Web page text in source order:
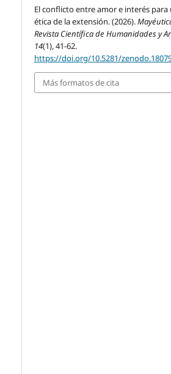
El conflicto entre amor e interés para
ética de la extensión. (2026).
Revista Científica de Humanidades y
14(1), 41-62.
https://doi.org/10.5281/
Más formatos de cita